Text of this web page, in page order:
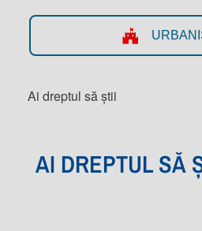
Ai dreptul să știi
AI DREPTUL SĂ